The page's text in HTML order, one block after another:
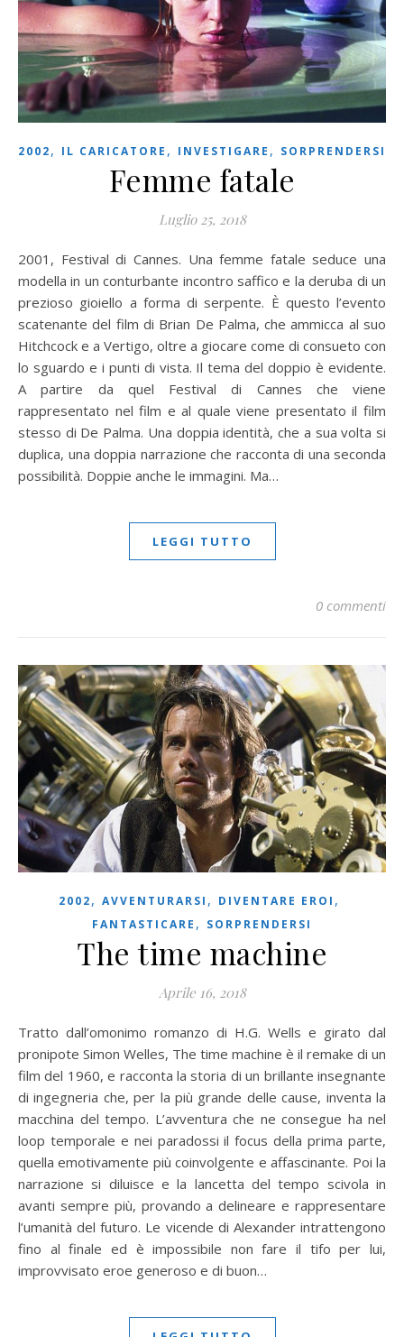
2002, IL CARICATORE , INVESTIGARE , SORPRENDERSI
Femme fatale
Luglio 25, 2018
2001, Festival di Cannes. Una femme fatale seduce una
modella in un conturbante incontro saffico e la deruba di un
prezioso gioiello a forma di serpente. È questo l’evento
scatenante del film di Brian De Palma, che ammicca al suo
Hitchcock e a Vertigo, oltre a giocare come di consueto con
lo sguardo e i punti di vista. Il tema del doppio è evidente.
A partire da quel Festival di Cannes che viene
rappresentato nel film e al quale viene presentato il film
stesso di De Palma. Una doppia identità, che a sua volta si
duplica, una doppia narrazione che racconta di una seconda
possibilità. Doppie anche le immagini. Ma…
LEGGI TUTTO
0 commenti
2002, AVVENTURARSI , DIVENTARE EROI ,
FANTASTICARE , SORPRENDERSI
The time machine
Aprile 16, 2018
Tratto dall’omonimo romanzo di H.G. Wells e girato dal
pronipote Simon Welles, The time machine è il remake di un
film del 1960, e racconta la storia di un brillante insegnante
di ingegneria che, per la più grande delle cause, inventa la
macchina del tempo. L’avventura che ne consegue ha nel
loop temporale e nei paradossi il focus della prima parte,
quella emotivamente più coinvolgente e affascinante. Poi la
narrazione si diluisce e la lancetta del tempo scivola in
avanti sempre più, provando a delineare e rappresentare
l’umanità del futuro. Le vicende di Alexander intrattengono
fino al finale ed è impossibile non fare il tifo per lui,
improvvisato eroe generoso e di buon…